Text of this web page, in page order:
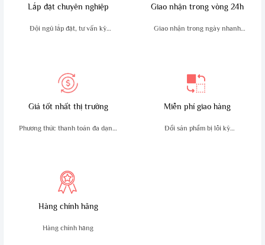
Lắp đặt chuyên nghiệp
Đội ngũ lắp đặt, tư vấn kỹ
Giao nhận trong vòng 24h
Giao nhận trong ngày nhanh
Giá tốt nhất thị trường
Phương thức thanh toán đa dạng,
Miễn phí giao hàng
Đổi sản phẩm bị lỗi kỹ
Hàng chính hãng
Hàng chính hãng